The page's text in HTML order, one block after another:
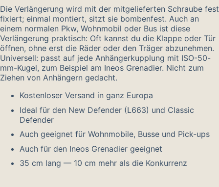
Die Verlängerung wird mit der mitgelieferten Schraube fest
fixiert; einmal montiert, sitzt sie bombenfest. Auch an
einem normalen Pkw, Wohnmobil oder Bus ist diese
Verlängerung praktisch: Oft kannst du die Klappe oder Tür
öffnen, ohne erst die Räder oder den Träger abzunehmen.
Universell: passt auf jede Anhängerkupplung mit ISO-50-
mm-Kugel, zum Beispiel am Ineos Grenadier. Nicht zum
Ziehen von Anhängern gedacht.
Kostenloser Versand in ganz Europa
Ideal für den New Defender (L663) und Classic
Defender
Auch geeignet für Wohnmobile, Busse und Pick-ups
Auch für den Ineos Grenadier geeignet
35 cm lang — 10 cm mehr als die Konkurrenz